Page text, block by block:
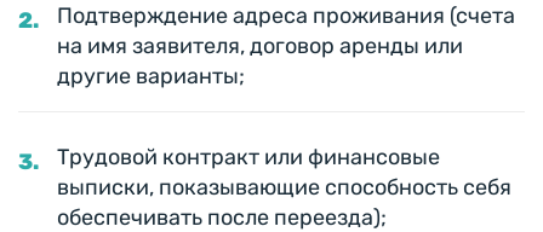
Подтверждение адреса проживания (счета
на имя заявителя, договор аренды или
другие варианты;
Трудовой контракт или финансовые
выписки, показывающие способность себя
обеспечивать после переезда);